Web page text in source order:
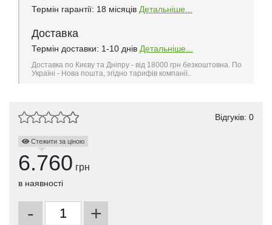
Термін гарантії: 18 місяців Детальніше...
Доставка
Термін доставки: 1-10 днів Детальніше...
Доставка по Києву та Дніпру - від 18000 грн безкоштовна. По
Україні - Нова пошта, згідно тарифів компанії..
Відгуків: 0
Стежити за ціною
6.760 грн
в наявності
- +